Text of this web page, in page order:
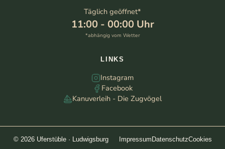
Täglich geöffnet*
11:00 - 00:00 Uhr
*abhängig vom Wetter
LINKS
Instagram
Facebook
Kanuverleih - Die Zugvögel
© 2026 Uferstüble · Ludwigsburg Impressum DatenschutzCookies